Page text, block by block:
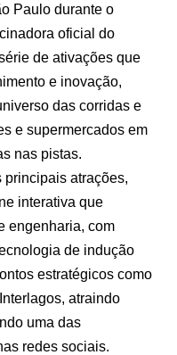
Paulo durante o
oficial do
de ativações que
e inovação,
das corridas e
e supermercados em
nas pistas.
principais atrações,
interativa que
engenharia, com
de indução
estratégicos como
atraindo
uma das
redes sociais.